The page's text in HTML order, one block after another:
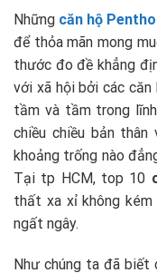
Những căn hộ
để thỏa mãn mong
thước đo đề khẳng
với xã hội bởi các
tầm và tầm trong
chiều chiều bản
khoảng trống nào
Tại tp HCM, top 10
thất xa xỉ không kém
ngất ngây.
Như chúng ta đã biết